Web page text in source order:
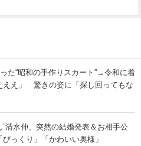
た“昭和の手作りスカート”→令和に着
え」 驚きの姿に「探し回ってもな
”清水伸、突然の結婚発表＆お相手公
っくり」「かわいい奥様」